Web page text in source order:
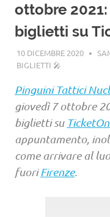
ottobre
biglietti su
10 DICEMBRE 2020
BIGLIETTI 🎤
Pinguini Tattici
giovedì 7 ottobre
biglietti su
appuntamento,
come arrivare al
fuoriFirenze.